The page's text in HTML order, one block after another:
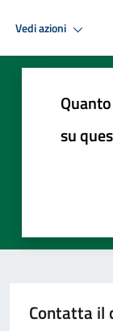
Vedi azioni
su
Contatta il